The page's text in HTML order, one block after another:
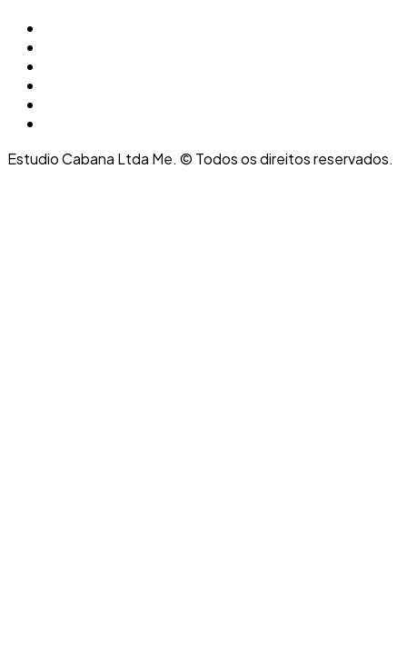
Estudio Cabana Ltda Me. © Todos os direitos reservados.